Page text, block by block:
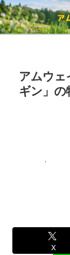
アムウ
ギン」
X